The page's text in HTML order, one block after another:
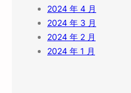
2024 年 4 月
2024 年 3 月
2024 年 2 月
2024 年 1 月